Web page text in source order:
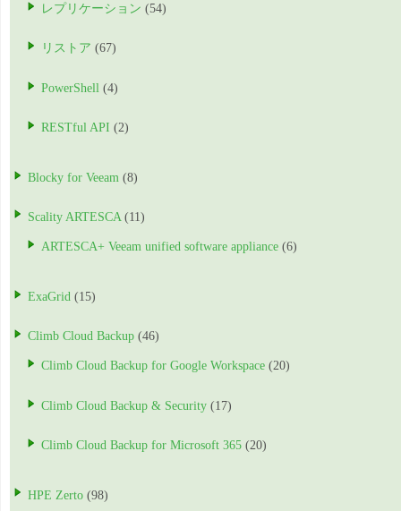
レプリケーション (54)
リストア (67)
PowerShell (4)
RESTful API (2)
Blocky for Veeam (8)
Scality ARTESCA (11)
ARTESCA+ Veeam unified software appliance (6)
ExaGrid (15)
Climb Cloud Backup (46)
Climb Cloud Backup for Google Workspace (20)
Climb Cloud Backup & Security (17)
Climb Cloud Backup for Microsoft 365 (20)
HPE Zerto (98)